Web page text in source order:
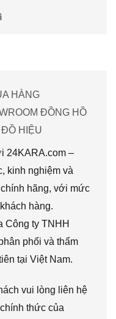
HÀNG
ĐỒNG HỒ
HIỆU
24KARA.com –
kinh nghiệm và
hãng, với mức
hàng.
Công ty TNHH
phối và thẩm
tại Việt Nam.
vui lòng liên hệ
thức của